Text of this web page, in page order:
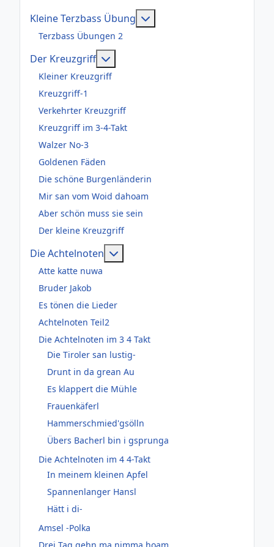
Kleine Terzbass Übung
Terzbass Übungen 2
Der Kreuzgriff
Kleiner Kreuzgriff
Kreuzgriff-1
Verkehrter Kreuzgriff
Kreuzgriff im 3-4-Takt
Walzer No-3
Goldenen Fäden
Die schöne Burgenländerin
Mir san vom Woid dahoam
Aber schön muss sie sein
Der kleine Kreuzgriff
Die Achtelnoten
Atte katte nuwa
Bruder Jakob
Es tönen die Lieder
Achtelnoten Teil2
Die Achtelnoten im 3 4 Takt
Die Tiroler san lustig-
Drunt in da grean Au
Es klappert die Mühle
Frauenkäferl
Hammerschmied'gsölln
Übers Bacherl bin i gsprunga
Die Achtelnoten im 4 4-Takt
In meinem kleinen Apfel
Spannenlanger Hansl
Hätt i di-
Amsel -Polka